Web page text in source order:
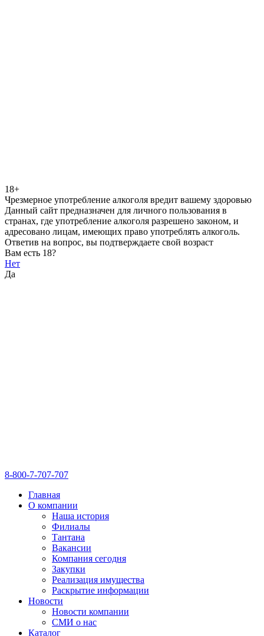
18+
Чрезмерное употребление алкоголя вредит вашему здоровью
Данный сайт предназначен для личного пользования в
странах, где употребление алкоголя разрешено законом, и
адресовано лицам, имеющих право употреблять алкоголь.
Ответив на вопрос, вы подтверждаете свой возраст
Вам есть 18?
Нет
Да
8-800-7-707-707
Главная
О компании
Наша история
Филиалы
Тантана
Вакансии
Компания сегодня
Закупки
Реализация имущества
Раскрытие информации
Новости
Новости компании
СМИ о нас
Каталог